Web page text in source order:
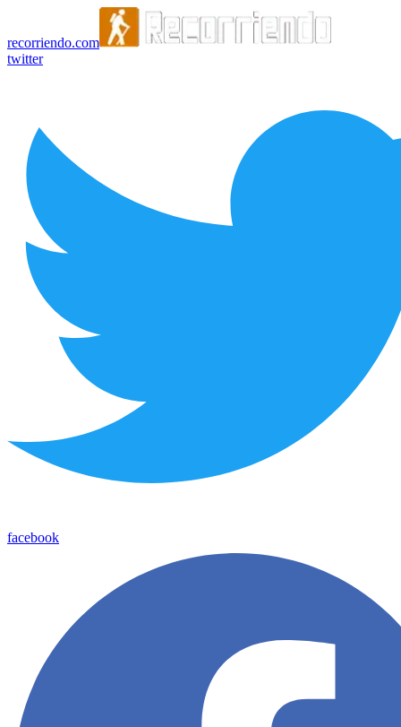
recorriendo.com
twitter
facebook